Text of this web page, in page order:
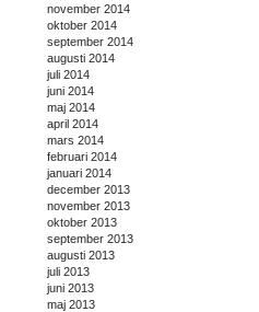
november 2014
oktober 2014
september 2014
augusti 2014
juli 2014
juni 2014
maj 2014
april 2014
mars 2014
februari 2014
januari 2014
december 2013
november 2013
oktober 2013
september 2013
augusti 2013
juli 2013
juni 2013
maj 2013